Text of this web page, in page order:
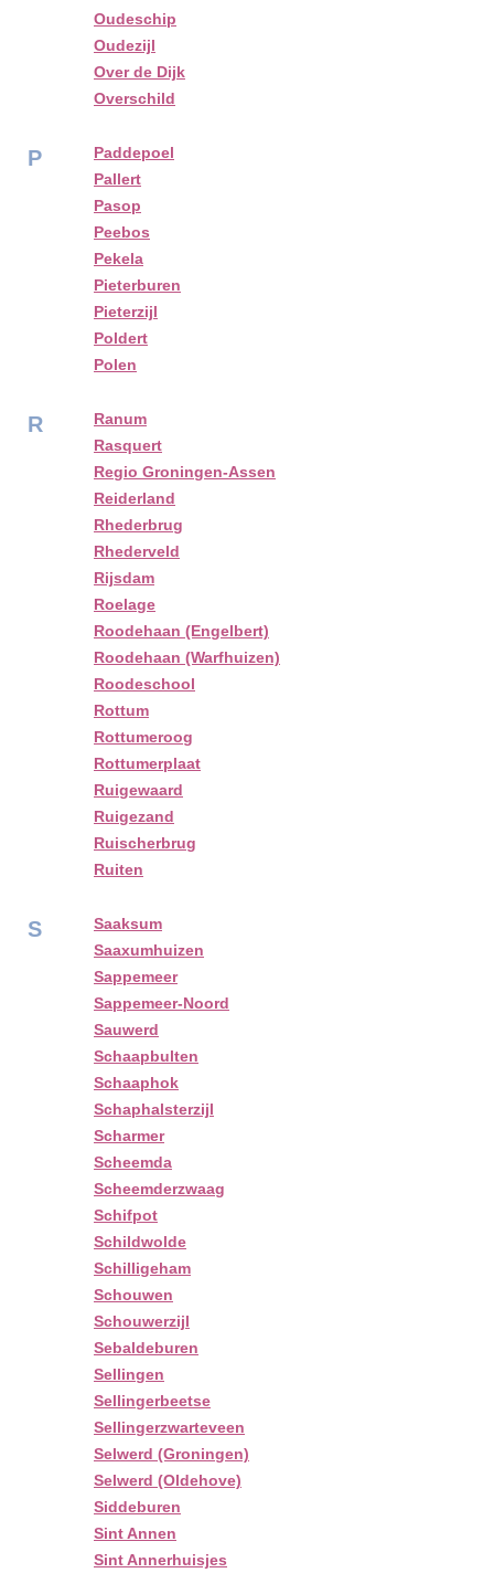
Oudeschip
Oudezijl
Over de Dijk
Overschild
P
Paddepoel
Pallert
Pasop
Peebos
Pekela
Pieterburen
Pieterzijl
Poldert
Polen
R
Ranum
Rasquert
Regio Groningen-Assen
Reiderland
Rhederbrug
Rhederveld
Rijsdam
Roelage
Roodehaan (Engelbert)
Roodehaan (Warfhuizen)
Roodeschool
Rottum
Rottumeroog
Rottumerplaat
Ruigewaard
Ruigezand
Ruischerbrug
Ruiten
S
Saaksum
Saaxumhuizen
Sappemeer
Sappemeer-Noord
Sauwerd
Schaapbulten
Schaaphok
Schaphalsterzijl
Scharmer
Scheemda
Scheemderzwaag
Schifpot
Schildwolde
Schilligeham
Schouwen
Schouwerzijl
Sebaldeburen
Sellingen
Sellingerbeetse
Sellingerzwarteveen
Selwerd (Groningen)
Selwerd (Oldehove)
Siddeburen
Sint Annen
Sint Annerhuisjes